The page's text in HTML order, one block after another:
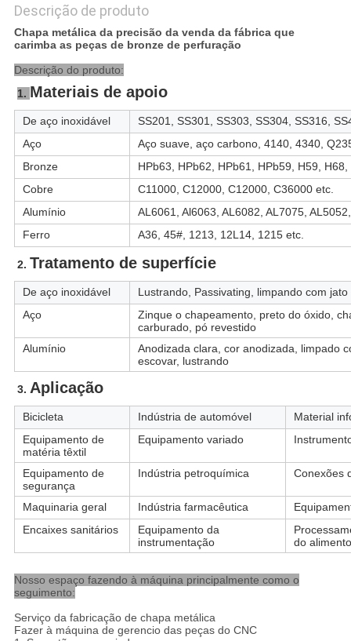
Descrição de produto
Chapa metálica da precisão da venda da fábrica que
carimba as peças de bronze de perfuração
Descrição do produto:
1. Materiais de apoio
De aço inoxidável
SS201, SS301, SS303, SS304, SS316,
Aço
Aço suave, aço carbono, 4140, 4340,
Bronze
HPb63, HPb62, HPb61, HPb59, H59,
Cobre
C11000, C12000, C12000, C36000 etc.
Alumínio
AL6061, Al6063, AL6082, AL7075,
Ferro
A36, 45#, 1213, 12L14, 1215 etc.
2. Tratamento de superfície
De aço inoxidável
Lustrando, Passivating, limpando com
Aço
Zinque o chapeamento, preto do óxido,
carburado, pó revestido
Alumínio
Anodizada clara, cor anodizada, limpado
escovar, lustrando
3. Aplicação
Bicicleta Indústria de automóvel
Material
Equipamento de
matéria têxtil
Equipamento variado
Equipamento de
segurança
Indústria petroquímica Conexões
Maquinaria geral Indústria farmacêutica
Encaixes sanitários
Equipamento da
instrumentação
do alimento
Nosso espaço fazendo à máquina principalmente como o
seguimento:
Serviço da fabricação de chapa metálica
Fazer à máquina de gerencio das peças do CNC